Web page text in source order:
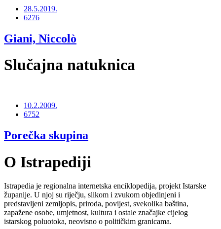
28.5.2019.
6276
Giani, Niccolò
Slučajna natuknica
10.2.2009.
6752
Porečka skupina
O Istrapediji
Istrapedia je regionalna internetska enciklopedija, projekt Istarske
županije. U njoj su riječju, slikom i zvukom objedinjeni i
predstavljeni zemljopis, priroda, povijest, svekolika baština,
zapažene osobe, umjetnost, kultura i ostale značajke cijelog
istarskog poluotoka, neovisno o političkim granicama.